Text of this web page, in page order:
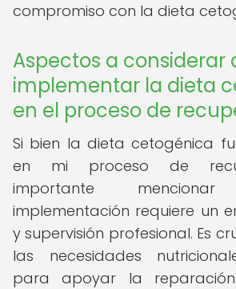
compromiso con la dieta
Aspectos a considerar
implementar la dieta
en el proceso de
Si bien la dieta cetogénica
en mi proceso de
importante
implementación requiere un
y supervisión profesional. Es
las necesidades
para apoyar la